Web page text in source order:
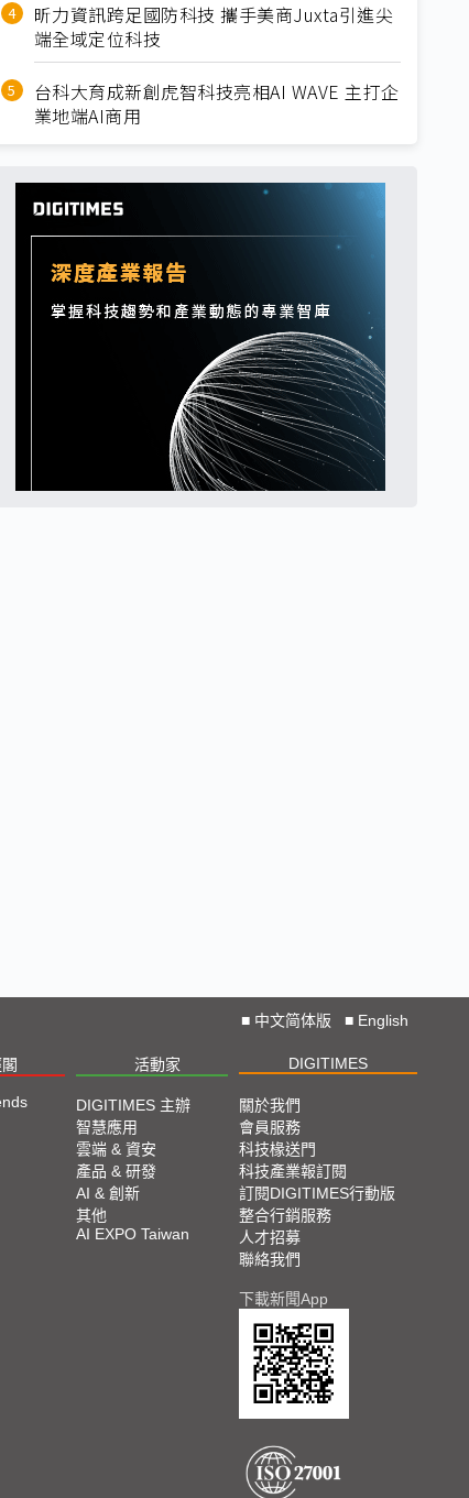
昕力資訊跨足國防科技 攜手美商Juxta引進尖
端全域定位科技
台科大育成新創虎智科技亮相AI WAVE 主打企
業地端AI商用
■ 中文简体版 ■ English
活動家 DIGITIMES
DIGITIMES 主辦
智慧應用
雲端 & 資安
產品 & 研發
AI & 創新
其他
AI EXPO Taiwan
關於我們
會員服務
科技椽送門
科技產業報訂閱
訂閱DIGITIMES行動版
整合行銷服務
人才招募
聯絡我們
下載新聞App